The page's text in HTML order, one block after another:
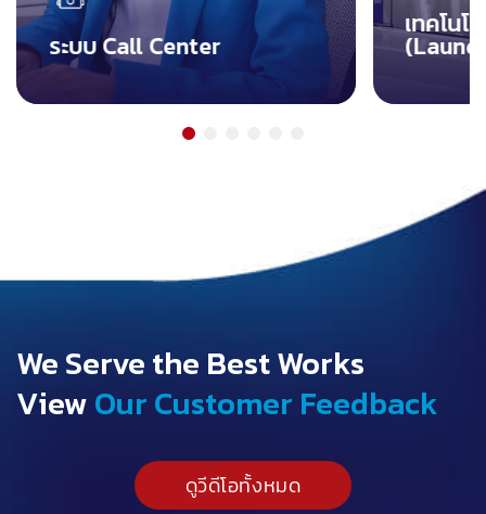
ระบบ Call Center
สามารถควบคุมสั่งการเครื่องแบบระยะ
ไกล ทำให้การดูแลแก้ไขปัญหาการใช้งาน
เป็นไปได้อย่างรวดเร็ว คล่องตัว สะดวกต่อ
ลูกค้าที่มาใช้บริการ
เทคโนโ
LIoT คือเ
และผู้ใช้งา
ควบคุมการ
We Serve the Best Works
ViewOur Customer Feedback
ดูวีดีโอทั้งหมด